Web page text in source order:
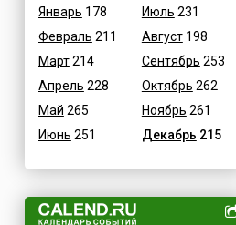
Израиль
Индия
Иордания
Ирак
Иран
Ирландия
Исландия
Италия
Детские
В честь икон
Дни памяти святых
Конституционные
Культурные
Масс-медийные
Независимые
Январь 178
Февраль 211
Март214
Апрель 228
Май 265
Июнь 251
Июль 231
Август198
Сентябрь 253
Октябрь 262
Ноябрь 261
Декабрь 215